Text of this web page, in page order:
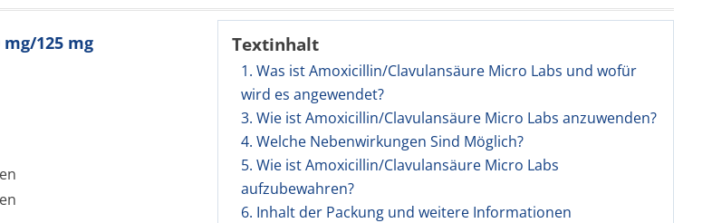
Textinhalt
1. Was ist Amoxicillin/Clavulansäure Micro Labs und wofür
wird es angewendet?
3. Wie ist Amoxicillin/Clavulansäure Micro Labs anzuwenden?
4. Welche Nebenwirkungen Sind Möglich?
5. Wie ist Amoxicillin/Clavulansäure Micro Labs
aufzubewahren?
6. Inhalt der Packung und weitere Informationen
125 mg